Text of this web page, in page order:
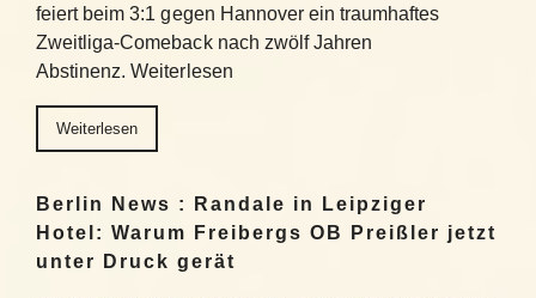
feiert beim 3:1 gegen Hannover ein traumhaftes
Zweitliga-Comeback nach zwölf Jahren
Abstinenz. Weiterlesen
Weiterlesen
Berlin News : Randale in Leipziger
Hotel: Warum Freibergs OB Preißler jetzt
unter Druck gerät